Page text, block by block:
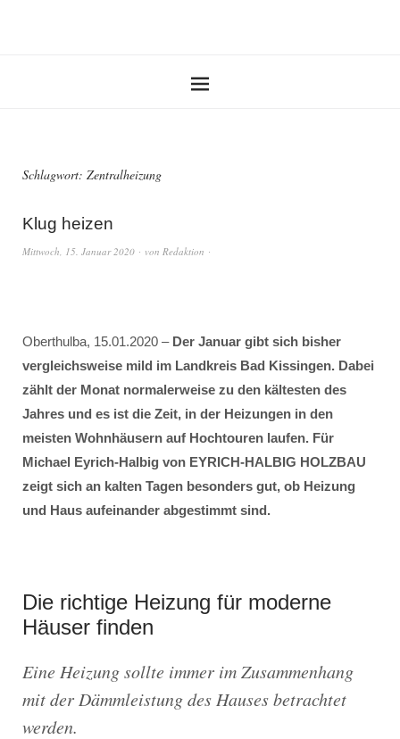
Schlagwort: Zentralheizung
Klug heizen
Mittwoch, 15. Januar 2020 von Redaktion
Oberthulba, 15.01.2020 – Der Januar gibt sich bisher
vergleichsweise mild im Landkreis Bad Kissingen. Dabei
zählt der Monat normalerweise zu den kältesten des
Jahres und es ist die Zeit, in der Heizungen in den
meisten Wohnhäusern auf Hochtouren laufen. Für
Michael Eyrich-Halbig von EYRICH-HALBIG HOLZBAU
zeigt sich an kalten Tagen besonders gut, ob Heizung
und Haus aufeinander abgestimmt sind.
Die richtige Heizung für moderne
Häuser finden
Eine Heizung sollte immer im Zusammenhang
mit der Dämmleistung des Hauses betrachtet
werden.